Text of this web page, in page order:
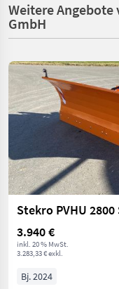
Weitere
GmbH
Stekro PVHU
3.940 €
inkl. 20 % MwSt.
3.283,33 € exkl.
Bj. 2024